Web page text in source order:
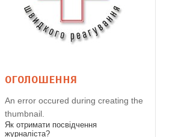
ОГОЛОШЕННЯ
An error occured during creating the
thumbnail.
Як отримати посвідчення
журналіста?